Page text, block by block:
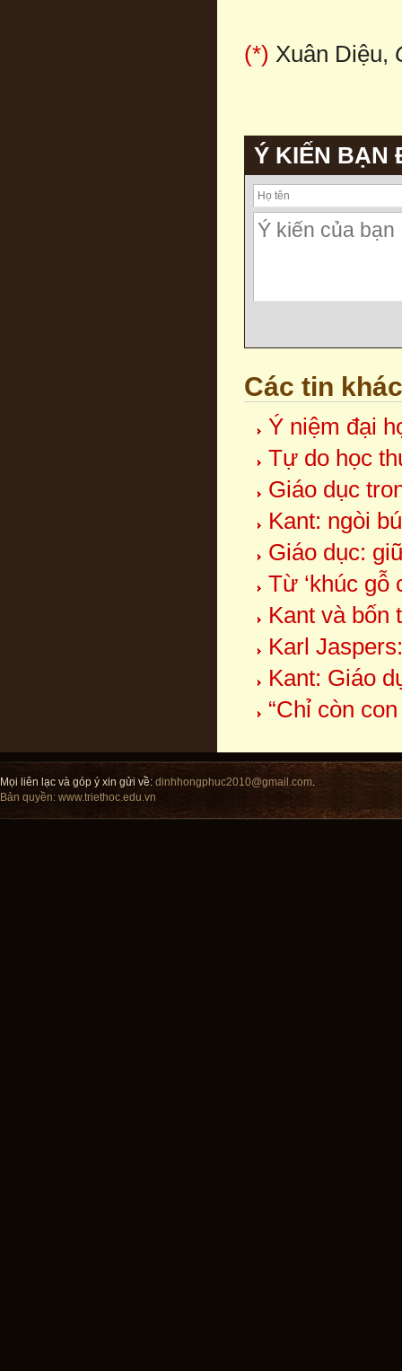
(*) Xuân Diệu,
Ý KIẾN BẠN
Các tin khác
Ý niệm đại
Tự do học
Giáo dục
Kant: ngòi
Giáo dục:
Từ ‘khúc gỗ
Kant và bốn
Karl
Kant: Giáo
“Chỉ còn
Mọi liên lạc và góp ý xin gửi về: dinhhongphuc2010@gmail.com.
Bản quyền: www.triethoc.edu.vn